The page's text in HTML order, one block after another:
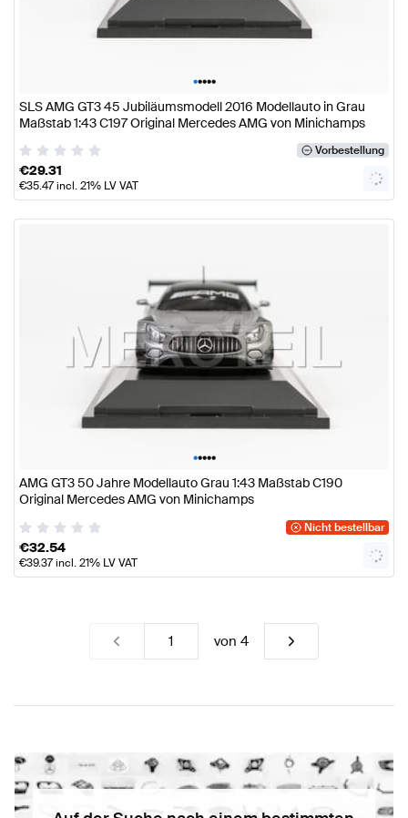
•••••
SLS AMG GT3 45 Jubiläumsmodell 2016 Modellauto in Grau
Maßstab 1:43 C197 Original Mercedes AMG von Minichamps
Vorbestellung
€29.31
€35.47incl. 21% LV VAT
•••••
AMG GT3 50 Jahre Modellauto Grau 1:43 Maßstab C190
Original Mercedes AMG von Minichamps
Nicht bestellbar
€32.54
€39.37incl. 21% LV VAT
von 4